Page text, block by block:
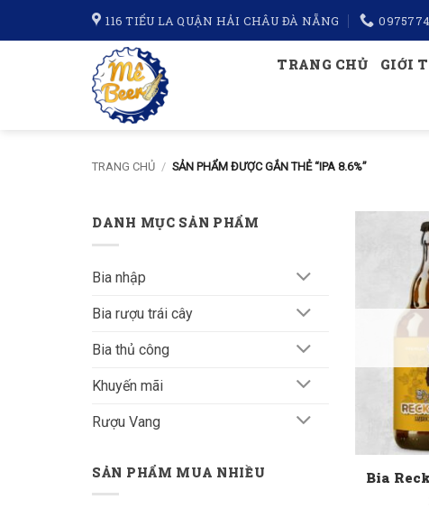
116 TIỂU LA QUẬN HẢI CHÂU ĐÀ NẴNG
TRANG CHỦ GIỚI
TRANG CHỦ / SẢN PHẨM ĐƯỢC GẮN THẺ “IPA 8.6%”
DANH MỤC SẢN PHẨM
Bia nhập
Bia rượu trái cây
Bia thủ công
Khuyến mãi
Rượu Vang
SẢN PHẨM MUA NHIỀU
Bia